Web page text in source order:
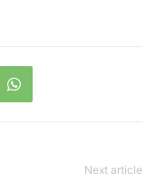
Next article